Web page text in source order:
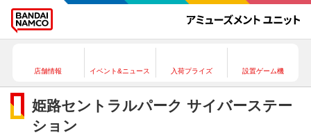
店舗情報 イベント&ニュース 入荷プライズ 設置ゲーム機
姫路セントラルパーク サイバーステー
ション